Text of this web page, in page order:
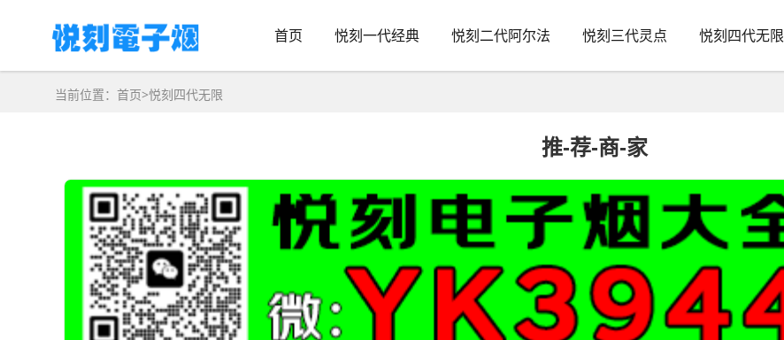
首页 悦刻一代经典 悦刻二代阿尔法 悦刻三代灵点 悦刻四代无限
当前位置： 首页>悦刻四代无限